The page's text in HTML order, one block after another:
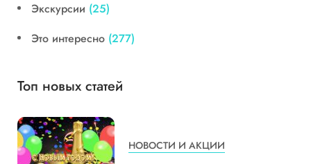
Экскурсии (25)
Это интересно (277)
Топ новых статей
НОВОСТИ И АКЦИИ